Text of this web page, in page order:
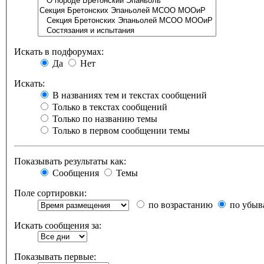
Искать в подфорумах:
Да
Нет
Искать:
В названиях тем и текстах сообщений
Только в текстах сообщений
Только по названию темы
Только в первом сообщении темы
Показывать результаты как:
Сообщения
Темы
Поле сортировки:
по возрастанию
по
Искать сообщения за:
Показывать первые: